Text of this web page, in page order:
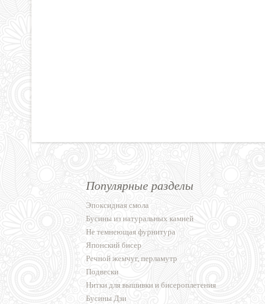
Популярные разделы
Эпоксидная смола
Бусины из натуральных камней
Не темнеющая фурнитура
Японский бисер
Речной жемчуг, перламутр
Подвески
Нитки для вышивки и бисероплетения
Бусины Дзи